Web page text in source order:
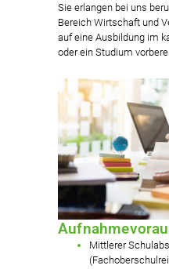
Sie erlangen bei uns
Bereich Wirtschaft und
auf eine Ausbildung im
oder ein Studium
Mittlerer